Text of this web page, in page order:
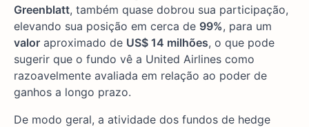
Greenblatt, também quase dobrou sua participação,
elevando sua posição em cerca de 99%, para um
valor aproximado de US$ 14 milhões, o que pode
sugerir que o fundo vê a United Airlines como
razoavelmente avaliada em relação ao poder de
ganhos a longo prazo.
De modo geral, a atividade dos fundos de hedge